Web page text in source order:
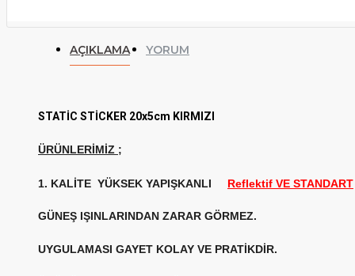
AÇIKLAMA YORUM
STATİC STİCKER 20x5cm KIRMIZI
ÜRÜNLERİMİZ ;
1. KALİTE YÜKSEK YAPIŞKANLI Reflektif VE STANDART
GÜNEŞ IŞINLARINDAN ZARAR GÖRMEZ.
UYGULAMASI GAYET KOLAY VE PRATİKDİR.